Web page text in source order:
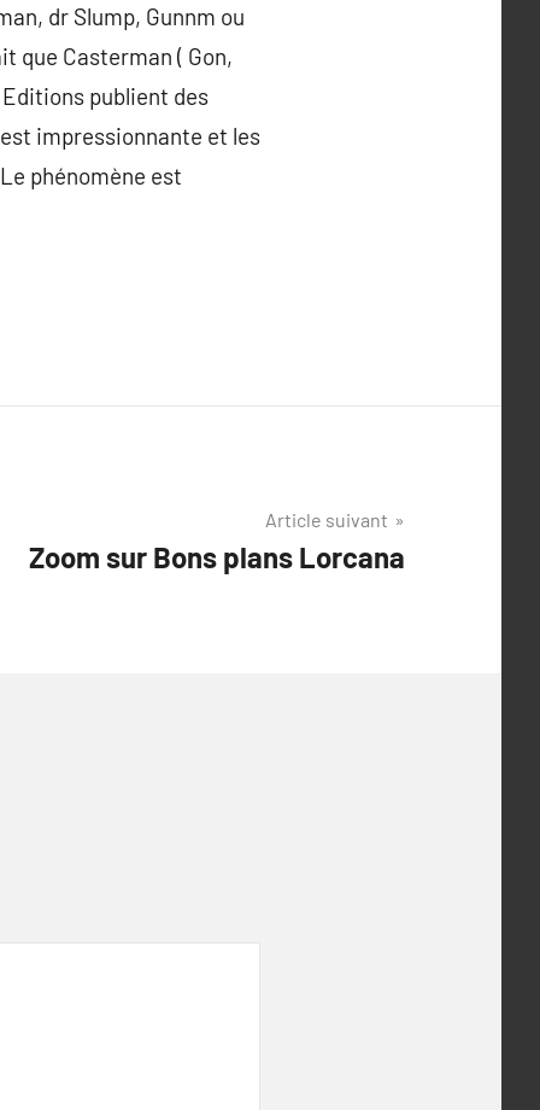
dr Slump, Gunnm ou
que Casterman ( Gon,
publient des
impressionnante et les
phénomène est
Article suivant
Zoom sur Bons plans Lorcana